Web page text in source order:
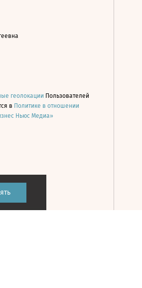
геолокации Пользователей
в Политике в отношении
Ньюс Медиа»